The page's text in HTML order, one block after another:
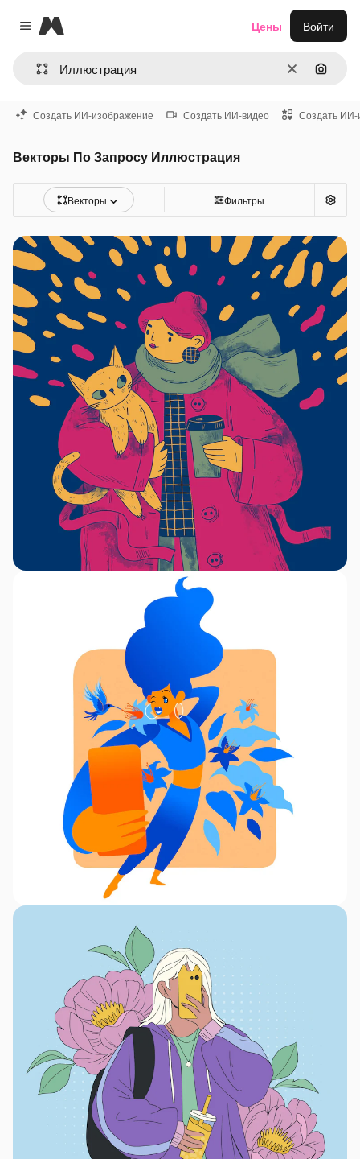
Close menu
Magnific
ОчиститьПоиск
Цены Войти
Создать ИИ-изображение Создать ИИ-видео Создать ИИ-
Векторы По Запросу Иллюстрация
Векторы Фильтры